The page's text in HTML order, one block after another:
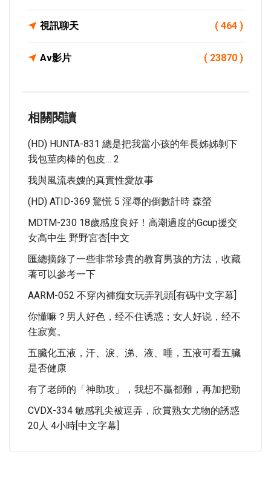
視訊聊天 ( 464 )
Av影片 ( 23870 )
相關閱讀
(HD) HUNTA-831 總是把我當小孩的年長姊姊剝下
我包莖肉棒的包皮… 2
我與風流表嫂的真實性愛故事
(HD) ATID-369 驚慌 5 淫辱的倒數計時 森螢
MDTM-230 18歲感度良好！高潮過度的Gcup援交
女高中生 野野宮杏[中文
匯總摘錄了一些非常珍貴的教育男孩的方法，收藏
著可以參考一下
AARM-052 不穿內褲痴女玩弄乳頭[有碼中文字幕]
你懂嘛？男人好色，经不住诱惑；女人好说，经不
住寂寞。
五臟化五液，汗、淚、涕、液、唾，五液可看五臟
是否健康
有了老師的「神助攻」，我想不贏都難，再加把勁
CVDX-334 敏感乳尖被逗弄，欣賞熟女尤物的誘惑
20人 4小時[中文字幕]